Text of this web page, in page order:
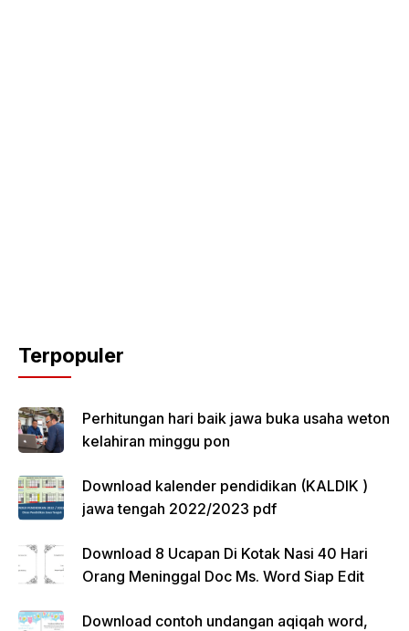
Terpopuler
Perhitungan hari baik jawa buka usaha weton
kelahiran minggu pon
Download kalender pendidikan (KALDIK )
jawa tengah 2022/2023 pdf
Download 8 Ucapan Di Kotak Nasi 40 Hari
Orang Meninggal Doc Ms. Word Siap Edit
Download contoh undangan aqiqah word,